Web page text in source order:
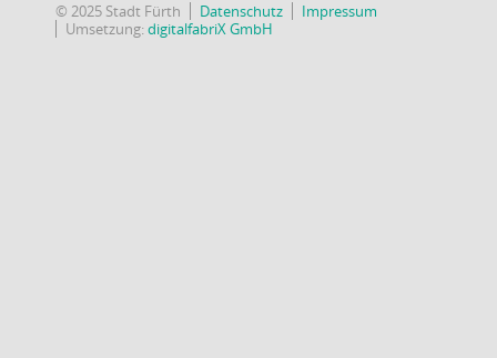
© 2025 Stadt Fürth Datenschutz
Impressum
Umsetzung:digitalfabriX GmbH